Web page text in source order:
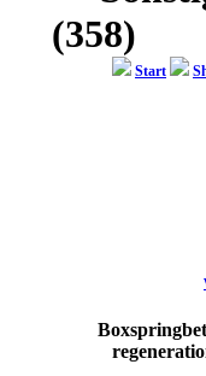
YAK
Kopfkissen
Bettdecken